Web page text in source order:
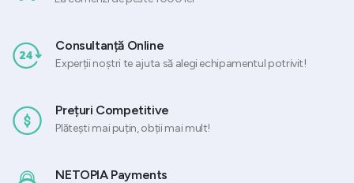
Consultanță Online
Experții noștri te ajuta să alegi echipamentul potrivit!
Prețuri Competitive
Plătești mai puțin, obții mai mult!
NETOPIA Payments